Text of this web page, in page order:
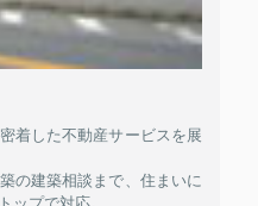
着した不動産サービスを展
の建築相談まで、住まいに